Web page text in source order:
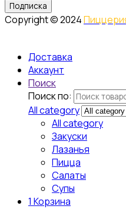
Подписка
Copyright © 2024
Доставка
Аккаунт
Поиск
Поиск по:
All category
All category
Закуски
Лазанья
Пицца
Салаты
Супы
1 Корзина